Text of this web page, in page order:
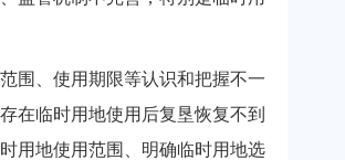
围、使用期限等认识和把握不一
在临时用地使用后复垦恢复不到
用地使用范围、明确临时用地选